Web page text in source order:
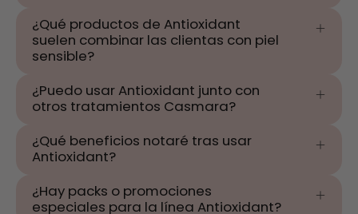
¿Qué productos de Antioxidant
suelen combinar las clientas con piel
sensible?
¿Puedo usar Antioxidant junto con
otros tratamientos Casmara?
¿Qué beneficios notaré tras usar
Antioxidant?
¿Hay packs o promociones
especiales para la línea Antioxidant?